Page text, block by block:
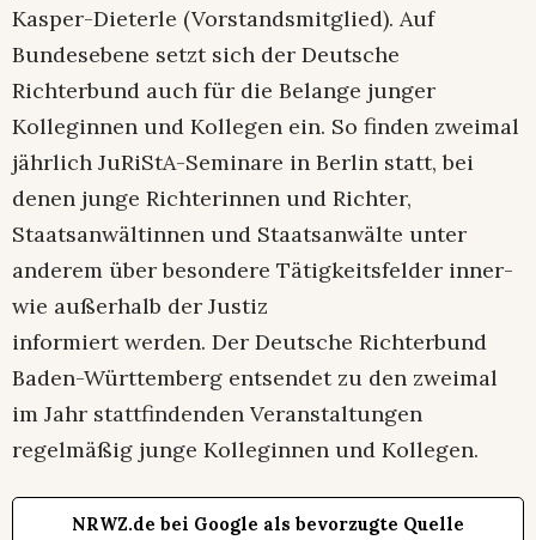
Kasper-Dieterle (Vorstandsmitglied). Auf
Bundesebene setzt sich der Deutsche
Richterbund auch für die Belange junger
Kolleginnen und Kollegen ein. So finden zweimal
jährlich JuRiStA-Seminare in Berlin statt, bei
denen junge Richterinnen und Richter,
Staatsanwältinnen und Staatsanwälte unter
anderem über besondere Tätigkeitsfelder inner-
wie außerhalb der Justiz
informiert werden. Der Deutsche Richterbund
Baden-Württemberg entsendet zu den zweimal
im Jahr stattfindenden Veranstaltungen
regelmäßig junge Kolleginnen und Kollegen.
NRWZ.de bei Google als bevorzugte Quelle